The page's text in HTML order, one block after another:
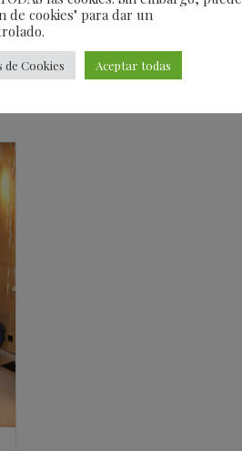
Solidario» en Madrid.
de dos fundaciones en
Árbol de Navidad Solidario.
de cookies" para dar un
de Cookies Aceptar todas